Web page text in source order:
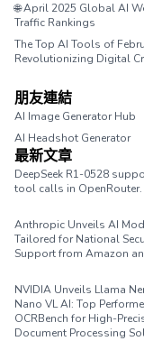
🌐 April 2025 Global AI
Traffic Rankings
The Top AI Tools of
Revolutionizing Digital
朋友連結
AI Image Generator Hub
AI Headshot Generator
最新文章
DeepSeek R1-0528
tool calls in OpenRouter.
Anthropic Unveils AI
Tailored for National
Support from Amazon
NVIDIA Unveils Llama
Nano VL AI: Top
OCRBench for High-
Document Processing